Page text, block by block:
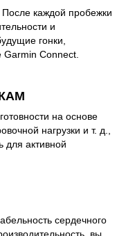
каждой пробежки
и
гонки,
Connect.
на основе
нагрузки и т. д.,
для активной
сердечного